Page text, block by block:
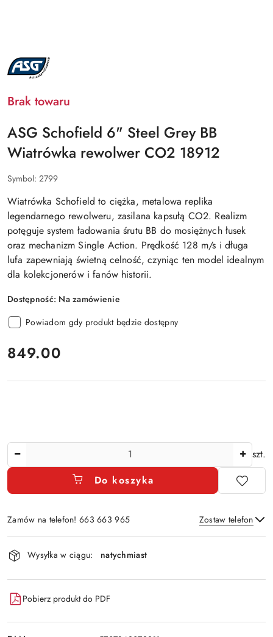
NAZWA
PRODUCENTA:
ASG
Brak towaru
ASG Schofield 6" Steel Grey BB
Wiatrówka rewolwer CO2 18912
Symbol: 2799
Wiatrówka Schofield to ciężka, metalowa replika
legendarnego rewolweru, zasilana kapsułą CO2. Realizm
potęguje system ładowania śrutu BB do mosiężnych łusek
oraz mechanizm Single Action. Prędkość 128 m/s i długa
lufa zapewniają świetną celność, czyniąc ten model idealnym
dla kolekcjonerów i fanów historii.
Dostępność: Na zamówienie
Powiadom gdy produkt będzie dostępny
cena:
849.00
szt.
Do koszyka
Zamów na telefon! 663 663 965 Zostaw telefon
Dostępność
i
dostawa
Wysyłka w ciągu: natychmiast
Pobierz produkt do PDF